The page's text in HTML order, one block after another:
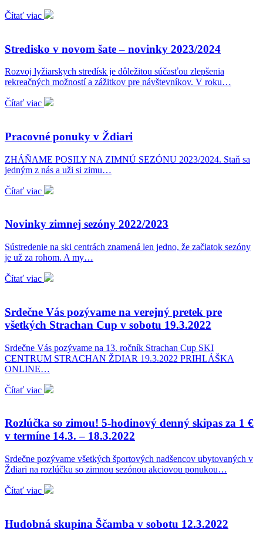
Čítať viac
Stredisko v novom šate – novinky 2023/2024
Rozvoj lyžiarskych stredísk je dôležitou súčasťou zlepšenia
rekreačných možností a zážitkov pre návštevníkov. V roku…
Čítať viac
Pracovné ponuky v Ždiari
ZHÁŇAME POSILY NA ZIMNÚ SEZÓNU 2023/2024. Staň sa
jedným z nás a uži si zimu…
Čítať viac
Novinky zimnej sezóny 2022/2023
Sústredenie na ski centrách znamená len jedno, že začiatok sezóny
je už za rohom. A my…
Čítať viac
Srdečne Vás pozývame na verejný pretek pre
všetkých Strachan Cup v sobotu 19.3.2022
Srdečne Vás pozývame na 13. ročník Strachan Cup SKI
CENTRUM STRACHAN ŽDIAR 19.3.2022 PRIHLÁŠKA
ONLINE…
Čítať viac
Rozlúčka so zimou! 5-hodinový denný skipas za 1 €
v termíne 14.3. – 18.3.2022
Srdečne pozývame všetkých športových nadšencov ubytovaných v
Ždiari na rozlúčku so zimnou sezónou akciovou ponukou…
Čítať viac
Hudobná skupina Ščamba v sobotu 12.3.2022